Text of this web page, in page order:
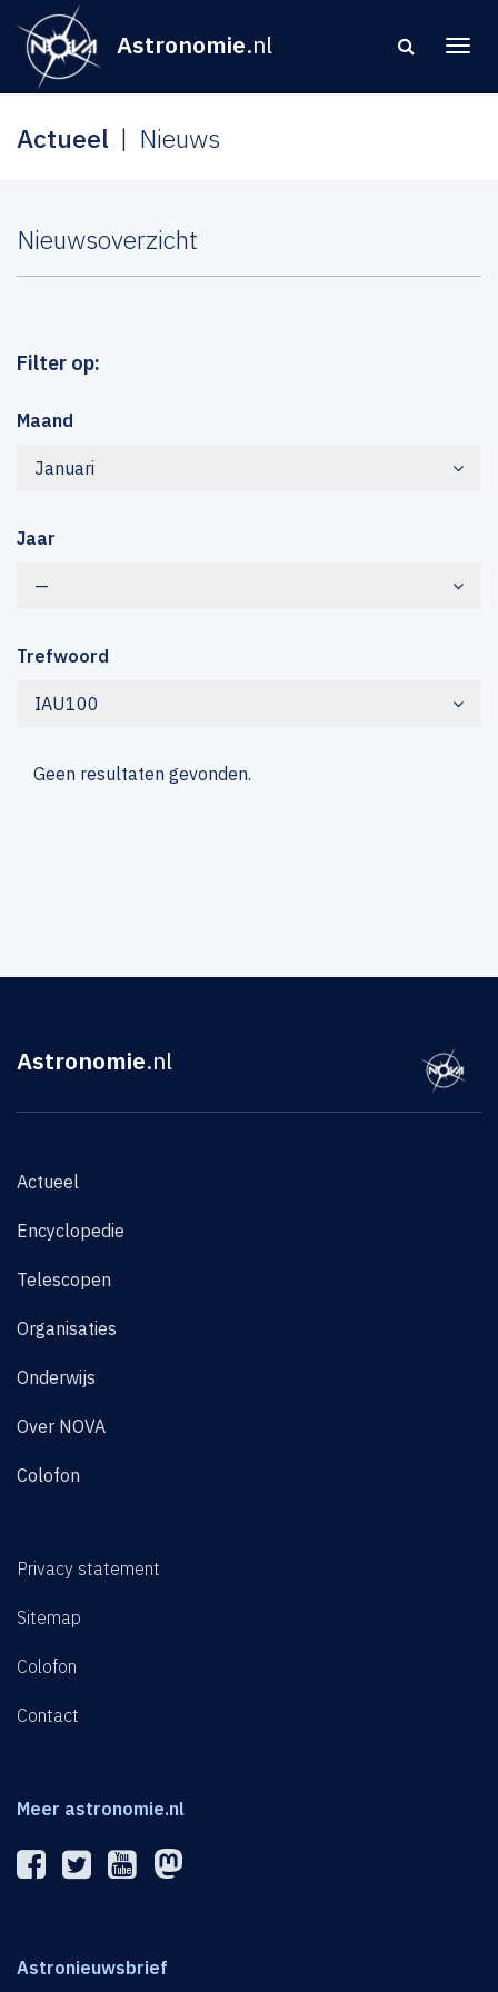
Astronomie.nl
Actueel Nieuws
Nieuwsoverzicht
Filter op:
Maand
Januari
Jaar
—
Trefwoord
IAU100
Geen resultaten gevonden.
Astronomie.nl
Actueel
Encyclopedie
Telescopen
Organisaties
Onderwijs
Over NOVA
Colofon
Privacy statement
Sitemap
Colofon
Contact
Meer astronomie.nl
Astronieuwsbrief